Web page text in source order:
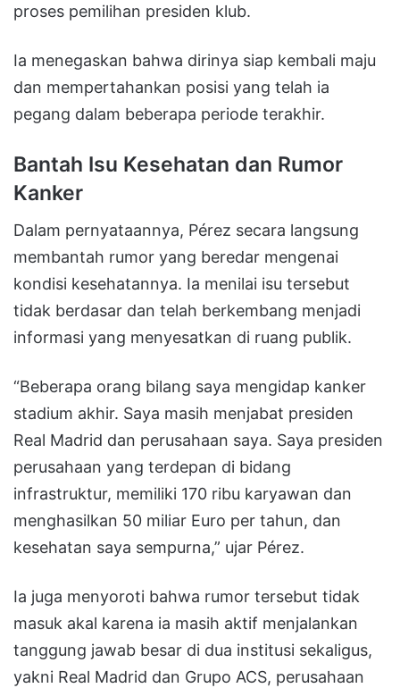
proses pemilihan presiden klub.
Ia menegaskan bahwa dirinya siap kembali maju
dan mempertahankan posisi yang telah ia
pegang dalam beberapa periode terakhir.
Bantah Isu Kesehatan dan Rumor
Kanker
Dalam pernyataannya, Pérez secara langsung
membantah rumor yang beredar mengenai
kondisi kesehatannya. Ia menilai isu tersebut
tidak berdasar dan telah berkembang menjadi
informasi yang menyesatkan di ruang publik.
“Beberapa orang bilang saya mengidap kanker
stadium akhir. Saya masih menjabat presiden
Real Madrid dan perusahaan saya. Saya presiden
perusahaan yang terdepan di bidang
infrastruktur, memiliki 170 ribu karyawan dan
menghasilkan 50 miliar Euro per tahun, dan
kesehatan saya sempurna,” ujar Pérez.
Ia juga menyoroti bahwa rumor tersebut tidak
masuk akal karena ia masih aktif menjalankan
tanggung jawab besar di dua institusi sekaligus,
yakni Real Madrid dan Grupo ACS, perusahaan